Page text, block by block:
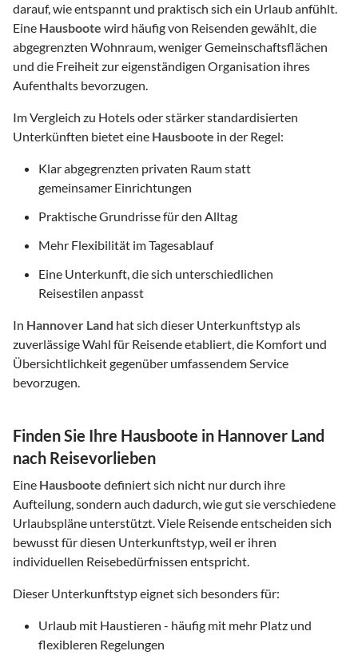
darauf, wie entspannt und praktisch sich ein Urlaub anfühlt.
Eine Hausboote wird häufig von Reisenden gewählt, die
abgegrenzten Wohnraum, weniger Gemeinschaftsflächen
und die Freiheit zur eigenständigen Organisation ihres
Aufenthalts bevorzugen.
Im Vergleich zu Hotels oder stärker standardisierten
Unterkünften bietet eine Hausboote in der Regel:
Klar abgegrenzten privaten Raum statt
gemeinsamer Einrichtungen
Praktische Grundrisse für den Alltag
Mehr Flexibilität im Tagesablauf
Eine Unterkunft, die sich unterschiedlichen
Reisestilen anpasst
In Hannover Land hat sich dieser Unterkunftstyp als
zuverlässige Wahl für Reisende etabliert, die Komfort und
Übersichtlichkeit gegenüber umfassendem Service
bevorzugen.
Finden Sie Ihre Hausboote in Hannover Land
nach Reisevorlieben
Eine Hausboote definiert sich nicht nur durch ihre
Aufteilung, sondern auch dadurch, wie gut sie verschiedene
Urlaubspläne unterstützt. Viele Reisende entscheiden sich
bewusst für diesen Unterkunftstyp, weil er ihren
individuellen Reisebedürfnissen entspricht.
Dieser Unterkunftstyp eignet sich besonders für:
Urlaub mit Haustieren - häufig mit mehr Platz und
flexibleren Regelungen